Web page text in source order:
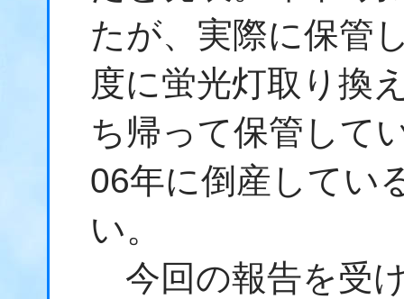
たが、実際に保管
度に蛍光灯取り換
ち帰って保管して
06年に倒産してい
い。
今回の報告を受